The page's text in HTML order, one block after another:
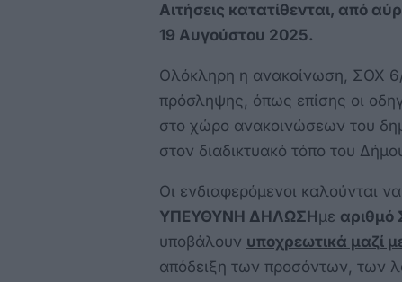
Αιτήσεις κατατίθενται, από
19 Αυγούστου 2025.
Ολόκληρη η ανακοίνωση, ΣΟΧ
πρόσληψης, όπως επίσης οι
στο χώρο ανακοινώσεων του
στον διαδικτυακό τόπο του
Οι ενδιαφερόμενοι καλούνται
ΥΠΕΥΘΥΝΗ ΔΗΛΩΣΗμε
υποβάλουν υποχρεωτικά μαζί
απόδειξη των προσόντων, των